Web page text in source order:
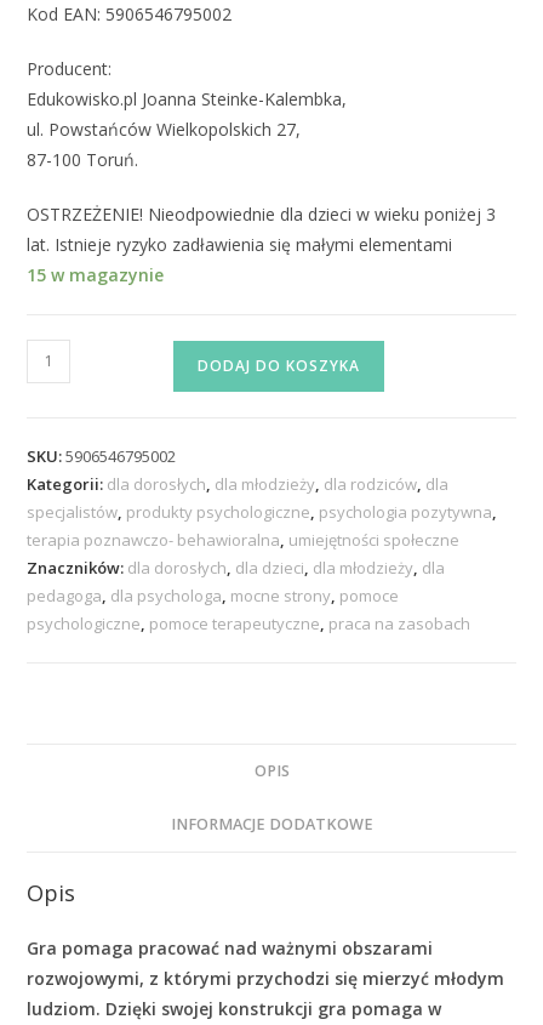
Kod EAN: 5906546795002
Producent:
Edukowisko.pl Joanna Steinke-Kalembka,
ul. Powstańców Wielkopolskich 27,
87-100 Toruń.
OSTRZEŻENIE! Nieodpowiednie dla dzieci w wieku poniżej 3
lat. Istnieje ryzyko zadławienia się małymi elementami
15 w magazynie
DODAJ DO KOSZYKA
SKU:5906546795002
Kategorii: dla dorosłych, dla młodzieży, dla rodziców, dla
specjalistów, produkty psychologiczne, psychologia pozytywna,
terapia poznawczo- behawioralna, umiejętności społeczne
Znaczników: dla dorosłych, dla dzieci, dla młodzieży, dla
pedagoga, dla psychologa, mocne strony, pomoce
psychologiczne, pomoce terapeutyczne, praca na zasobach
OPIS
INFORMACJE DODATKOWE
Opis
Gra pomaga pracować nad ważnymi obszarami
rozwojowymi, z którymi przychodzi się mierzyć młodym
ludziom. Dzięki swojej konstrukcji gra pomaga w